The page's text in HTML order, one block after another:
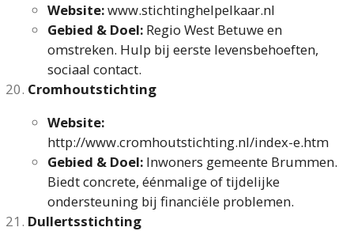
Website:www.stichtinghelpelkaar.nl
Gebied & Doel: Regio West Betuwe en
omstreken. Hulp bij eerste levensbehoeften,
sociaal contact.
Cromhoutstichting
Website:
http://www.cromhoutstichting.nl/index-e.htm
Gebied & Doel: Inwoners gemeente Brummen.
Biedt concrete, éénmalige of tijdelijke
ondersteuning bij financiële problemen.
Dullertsstichting